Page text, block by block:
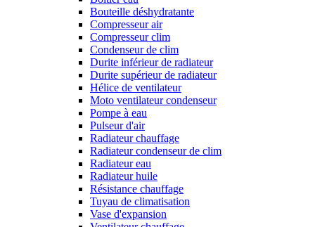
Bouteille déshydratante
Compresseur air
Compresseur clim
Condenseur de clim
Durite inférieur de radiateur
Durite supérieur de radiateur
Hélice de ventilateur
Moto ventilateur condenseur
Pompe à eau
Pulseur d'air
Radiateur chauffage
Radiateur condenseur de clim
Radiateur eau
Radiateur huile
Résistance chauffage
Tuyau de climatisation
Vase d'expansion